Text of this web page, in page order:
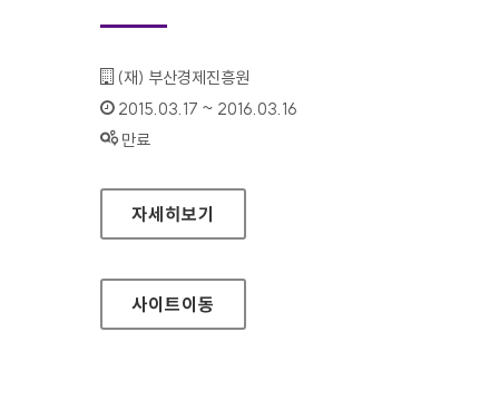
기관명 :
(재) 부산경제진흥원
인증기간 :
2015.03.17 ~ 2016.03.16
상태 :
만료
부산경제통계포털 국문 홈페이지
자세히보기
사이트이동